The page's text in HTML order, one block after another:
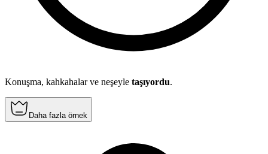
Konuşma, kahkahalar ve neşeyle taşıyordu.
Daha fazla örnek